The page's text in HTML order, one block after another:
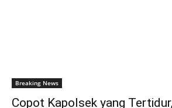
Breaking News
Copot Kapolsek yang